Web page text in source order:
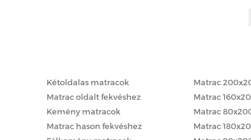
Kétoldalas matracok
Matrac oldalt fekvéshez
Kemény matracok
Matrac hason fekvéshez
Matrac
Matrac
Matrac
Matrac